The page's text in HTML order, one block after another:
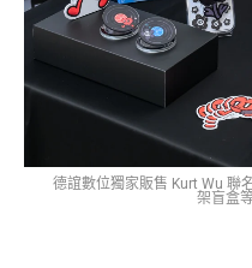
德誼數位獨家販售 Kurt Wu 聯
架盲盒